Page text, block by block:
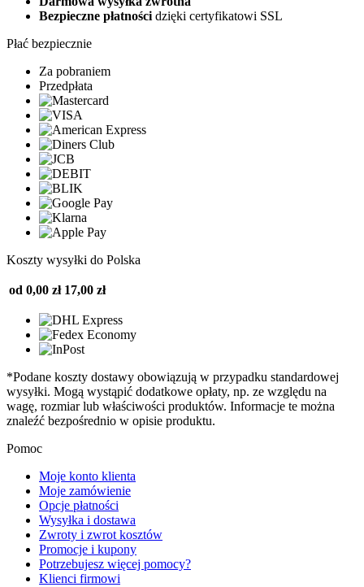
Bezpieczne płatności dzięki certyfikatowi SSL
Płać bezpiecznie
Za pobraniem
Przedpłata
Koszty wysyłki do Polska
od 0,00 zł 17,00 zł
*Podane koszty dostawy obowiązują w przypadku standardowej
wysyłki. Mogą wystąpić dodatkowe opłaty, np. ze względu na
wagę, rozmiar lub właściwości produktów. Informacje te można
znaleźć bezpośrednio w opisie produktu.
Pomoc
Moje konto klienta
Moje zamówienie
Opcje płatności
Wysyłka i dostawa
Zwroty i zwrot kosztów
Promocje i kupony
Potrzebujesz więcej pomocy?
Klienci firmowi